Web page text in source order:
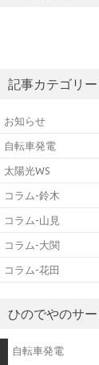
記事カテゴリー
お知らせ
自転車発電
太陽光WS
コラム-鈴木
コラム-山見
コラム-大関
コラム-花田
ひのでやのサー
自転車発電